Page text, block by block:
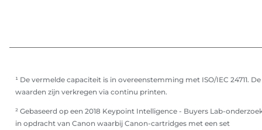
¹ De vermelde capaciteit is in overeenstemming met ISO/IEC 24711. De
waarden zijn verkregen via continu printen.
² Gebaseerd op een 2018 Keypoint Intelligence - Buyers Lab-
in opdracht van Canon waarbij Canon-cartridges met een set